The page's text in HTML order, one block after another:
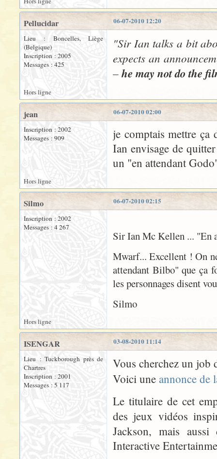
06-07-2010 12:20
Pellucidar
Lieu : Boncelles, Liège
(Belgique)
Inscription : 2005
Messages : 425
"Sir Ian talks a bit
expects an
–he may not do the
Hors ligne
06-07-2010 02:00
jean
Inscription : 2002
Messages : 909
je comptais mettre ça
Ian envisage de
un "en attendant
Hors ligne
06-07-2010 02:15
Silmo
Inscription : 2002
Messages : 4 267
Sir Ian Mc Kellen ... "En
Mwarf... Excellent ! On
attendant Bilbo" que ça
les personnages disent
Silmo
Hors ligne
03-08-2010 11:14
ISENGAR
Lieu : Tuckborough près de
Chartres
Inscription : 2001
Messages : 5 117
Vous cherchez un job
Voici une annonce de
Le titulaire de cet
des jeux vidéos
Jackson, mais
Interactive